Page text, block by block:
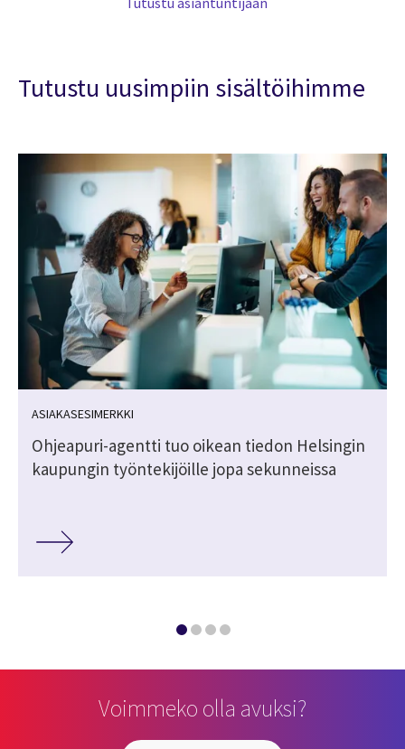
Tutustu uusimpiin sisältöihimme
ASIAKASESIMERKKI
Ohjeapuri-agentti tuo oikean tiedon Helsingin
kaupungin työntekijöille jopa sekunneissa
Voimmeko olla avuksi?